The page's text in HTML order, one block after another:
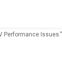
Performance Issues."